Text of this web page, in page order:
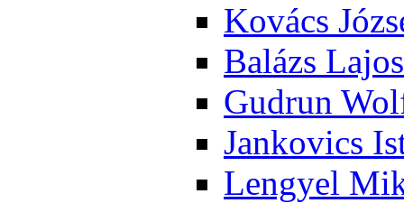
Ko­vács
Ba­lázs La­jos
Gud­run
Jan­ko­vics
Len­gyel